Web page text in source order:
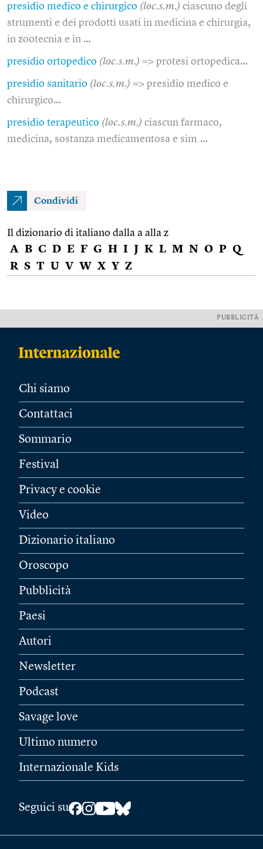
presidio medico e chirurgico (loc.s.m.) ciascuno degli
strumenti e dei prodotti usati in medicina e chirurgia,
in zootecnia e in …
presidio ortopedico (loc.s.m.) => protesi ortopedica…
presidio sanitario (loc.s.m.) => presidio medico e
chirurgico…
presidio terapeutico (loc.s.m.) ciascun farmaco,
medicina, sostanza medicamentosa e sim.…
Condividi
Il dizionario di italiano dalla a alla z
A B C D E F G H I J K L M N O P Q
R S T U V W X Y Z
PUBBLICITÀ
Chi siamo
Contattaci
Sommario
Festival
Privacy e cookie
Video
Dizionario italiano
Oroscopo
Pubblicità
Paesi
Autori
Newsletter
Podcast
Savage love
Ultimo numero
Internazionale Kids
Seguici su